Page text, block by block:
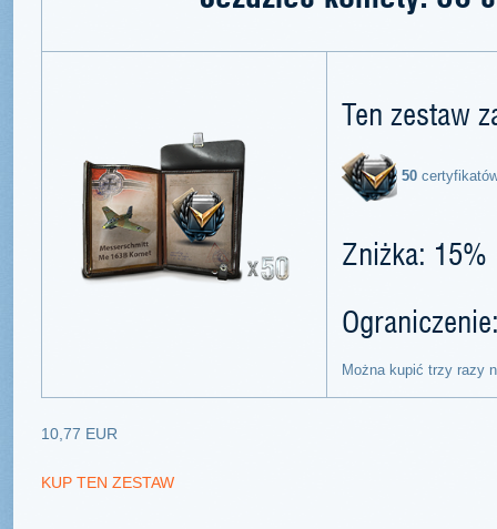
Ten zestaw
50
Zniżka: 15%
Można kupić trzy razy
10,77 EUR
KUP TEN ZESTAW